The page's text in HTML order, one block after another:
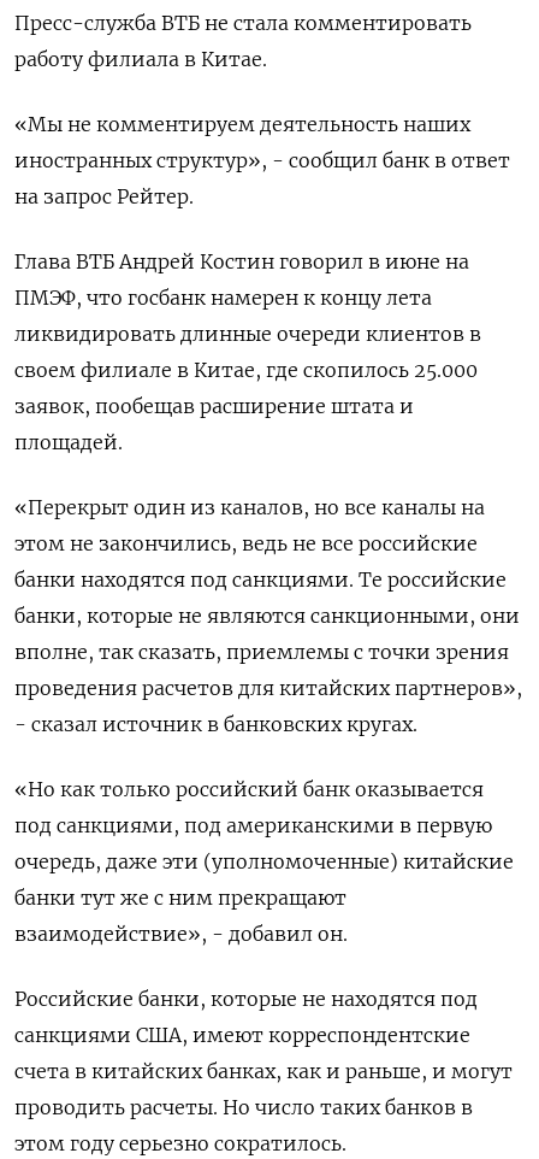
Пресс-служба ВТБ не стала комментировать
работу филиала в Китае.
«Мы не комментируем деятельность наших
иностранных структур», - сообщил банк в ответ
на запрос Рейтер.
Глава ВТБ Андрей Костин говорил в июне на
ПМЭФ, что госбанк намерен к концу лета
ликвидировать длинные очереди клиентов в
своем филиале в Китае, где скопилось 25.000
заявок, пообещав расширение штата и
площадей.
«Перекрыт один из каналов, но все каналы на
этом не закончились, ведь не все российские
банки находятся под санкциями. Те российские
банки, которые не являются санкционными, они
вполне, так сказать, приемлемы с точки зрения
проведения расчетов для китайских партнеров»,
- сказал источник в банковских кругах.
«Но как только российский банк оказывается
под санкциями, под американскими в первую
очередь, даже эти (уполномоченные) китайские
банки тут же с ним прекращают
взаимодействие», - добавил он.
Российские банки, которые не находятся под
санкциями США, имеют корреспондентские
счета в китайских банках, как и раньше, и могут
проводить расчеты. Но число таких банков в
этом году серьезно сократилось.